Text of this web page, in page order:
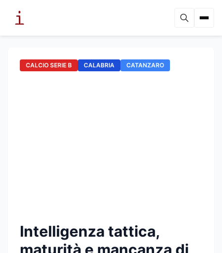
CALCIO SERIE B CALABRIA CATANZARO
Intelligenza tattica,